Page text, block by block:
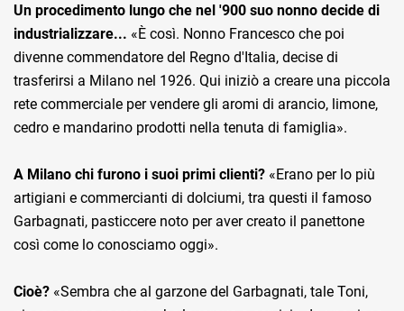
Un procedimento lungo che nel '900 suo nonno decide di
industrializzare... «È così. Nonno Francesco che poi
divenne commendatore del Regno d'Italia, decise di
trasferirsi a Milano nel 1926. Qui iniziò a creare una piccola
rete commerciale per vendere gli aromi di arancio, limone,
cedro e mandarino prodotti nella tenuta di famiglia».
A Milano chi furono i suoi primi clienti? «Erano per lo più
artigiani e commercianti di dolciumi, tra questi il famoso
Garbagnati, pasticcere noto per aver creato il panettone
così come lo conosciamo oggi».
Cioè? «Sembra che al garzone del Garbagnati, tale Toni,